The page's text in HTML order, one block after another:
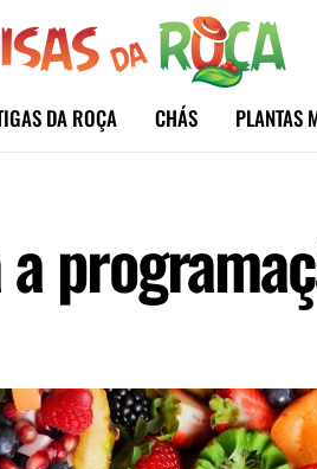
DA ROÇA CHÁS PLANTAS